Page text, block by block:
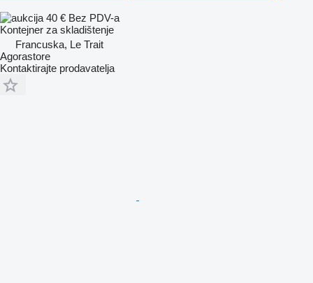
40 € Bez PDV-a
Kontejner za skladištenje
Francuska, Le Trait
Agorastore
Kontaktirajte prodavatelja